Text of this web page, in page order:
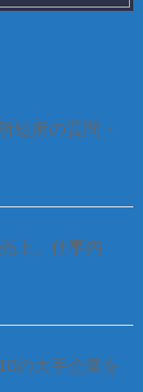
短所の質問・
上、仕事内
の大手企業を